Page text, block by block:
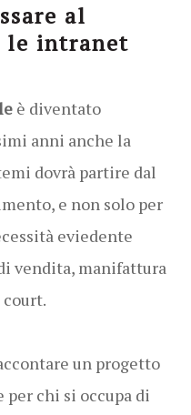
al
le intranet
è diventato
anni anche la
dovrà partire dal
e non solo per
eviedente
vendita, manifattura
un progetto
per chi si occupa di